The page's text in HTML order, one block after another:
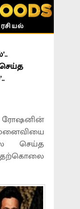
ரோஷனின்
செய்த